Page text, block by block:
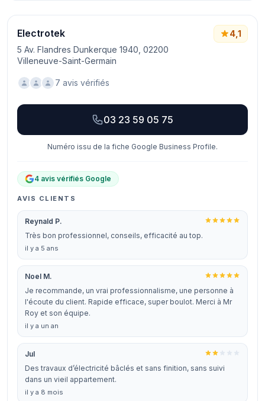
Electrotek
5 Av. Flandres Dunkerque 1940, 02200
Villeneuve-Saint-Germain
4,1
7 avis vérifiés
03 23 59 05 75
Numéro issu de la fiche Google Business Profile.
4 avis vérifiés Google
AVIS CLIENTS
Reynald P.
Très bon professionnel, conseils, efficacité au top.
il y a 5 ans
Noel M.
Je recommande, un vrai professionnalisme, une personne à
l'écoute du client. Rapide efficace, super boulot. Merci à Mr
Roy et son équipe.
il y a un an
Jul
Des travaux d’électricité bâclés et sans finition, sans suivi
dans un vieil appartement.
il y a 8 mois